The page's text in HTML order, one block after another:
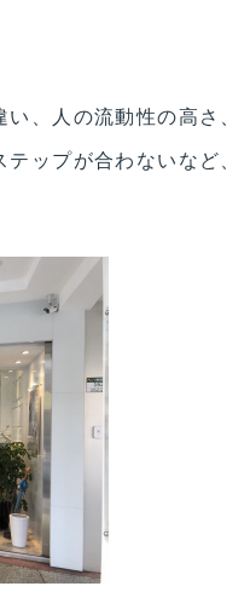
、人の流動性の高さ、
ップが合わないなど、